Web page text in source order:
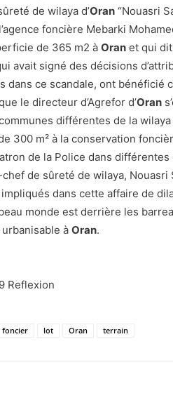
de wilaya d’Oran “Nouasri
foncière Mebarki
de 365 m2 à Oran et qui dit
avait signé des décisions
ce scandale, ont bénéficié
le directeur d’Agrefor d’Oran
différentes de la wilaya
300 m² à la conservation
de la Police dans différentes
de sûreté de wilaya, Nouasri
dans cette affaire de
monde est derrière les
urbanisable à Oran.
Reflexion
foncier lot Oran terrain